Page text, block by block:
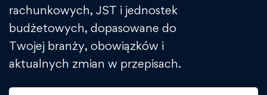
rachunkowych, JST i jednostek
budżetowych, dopasowane do
Twojej branży, obowiązków i
aktualnych zmian w przepisach.